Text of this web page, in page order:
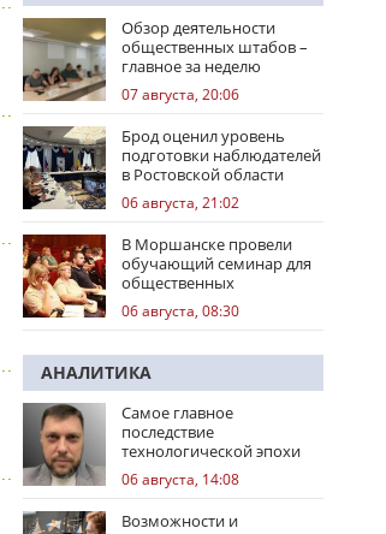
Обзор деятельности
общественных штабов –
главное за неделю
07 августа, 20:06
Брод оценил уровень
подготовки наблюдателей
в Ростовской области
06 августа, 21:02
В Моршанске провели
обучающий семинар для
общественных
наблюдателей
06 августа, 08:30
АНАЛИТИКА
Самое главное
последствие
технологической эпохи
06 августа, 14:08
Возможности и